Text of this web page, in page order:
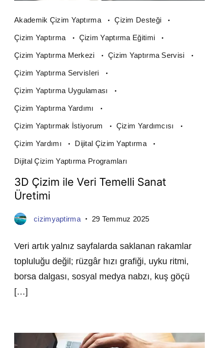
Akademik Çizim Yaptırma Çizim Desteği
Çizim Yaptırma Çizim Yaptırma Eğitimi
Çizim Yaptırma Merkezi Çizim Yaptırma Servisi
Çizim Yaptırma Servisleri
Çizim Yaptırma Uygulaması
Çizim Yaptırma Yardımı
Çizim Yaptırmak İstiyorum Çizim Yardımcısı
Çizim Yardımı Dijital Çizim Yaptırma
Dijital Çizim Yaptırma Programları
3D Çizim ile Veri Temelli Sanat
Üretimi
cizimyaptirma 29 Temmuz 2025
Veri artık yalnız sayfalarda saklanan rakamlar
topluluğu değil; rüzgâr hızı grafiği, uyku ritmi,
borsa dalgası, sosyal medya nabzı, kuş göçü
[…]